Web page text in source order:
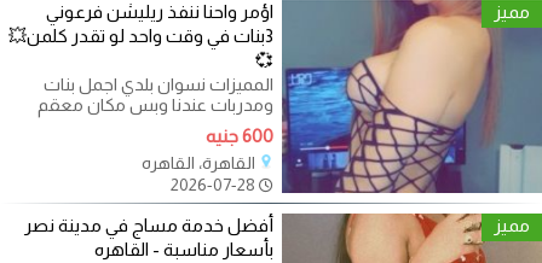
مميز
اؤمر واحنا ننفذ ريليشن فرعوني
3بنات في وقت واحد لو تقدر كلمن💥
💞
المميزات نسوان بلدي اجمل بنات
ومدربات عندنا وبس مكان معقم
ونظيف جميع الجلسات متاحه الدفع
بعد
600 جنيه
القاهرة، القاهره
مميز
أفضل خدمة مساج في مدينة نصر
بأسعار مناسبة - القاهره